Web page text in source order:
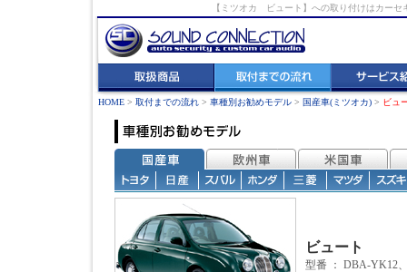
【ミツオカ ビュート】への取り付けはカー
HOME > 取付までの流れ > 車種別お勧めモデル > 国産車(ミツオカ) > ビュ
ビュート
型番 ： DBA-YK12